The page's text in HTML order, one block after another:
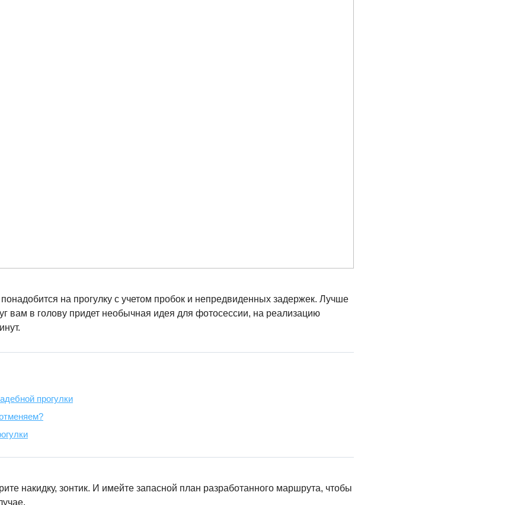
на прогулку с учетом пробок и непредвиденных задержек. Лучше
вам в голову придет необычная идея для фотосессии, на реализацию
прогулки
накидку, зонтик. И имейте запасной план разработанного маршрута, чтобы